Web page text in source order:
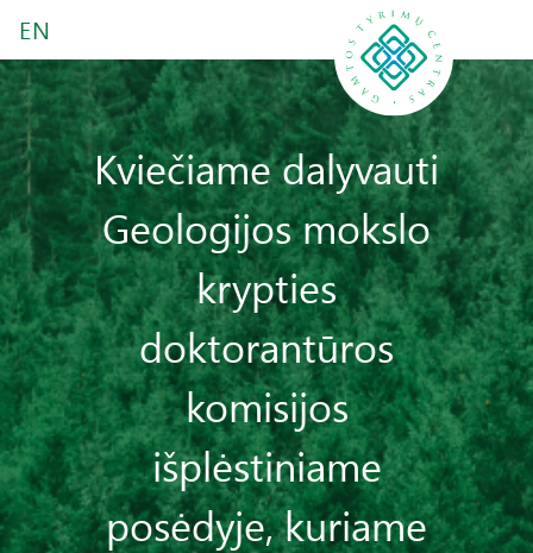
EN
Kviečiame dalyvauti
Geologijos mokslo
krypties
doktorantūros
komisijos
išplėstiniame
posėdyje, kuriame